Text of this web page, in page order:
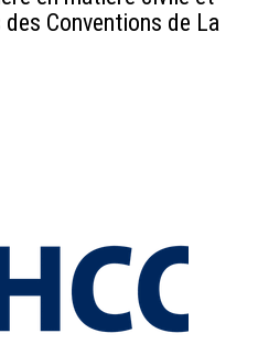
Conventions de La